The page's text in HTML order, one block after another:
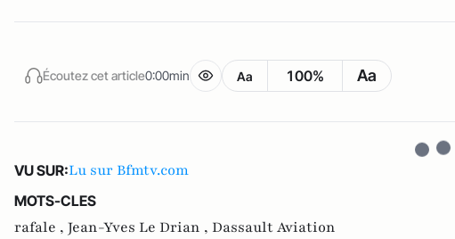
Écoutez cet article0:00min Aa 100% Aa
VU SUR:Lu sur Bfmtv.com
MOTS-CLES
rafale , Jean-Yves Le Drian , Dassault Aviation